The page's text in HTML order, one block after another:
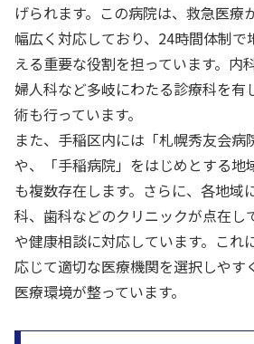
げられます。この病院は、救急医療
幅広く対応しており、24時間体制で
える重要な役割を担っています。内
婦人科など多岐にわたる診療科を有
術も行っています。
また、手稲区内には「札幌秀友会病
や、「手稲病院」をはじめとする地
も複数存在します。さらに、各地域
科、歯科などのクリニックが点在し
や健康相談に対応しています。これ
応じて適切な医療機関を選択しやす
医療環境が整っています。